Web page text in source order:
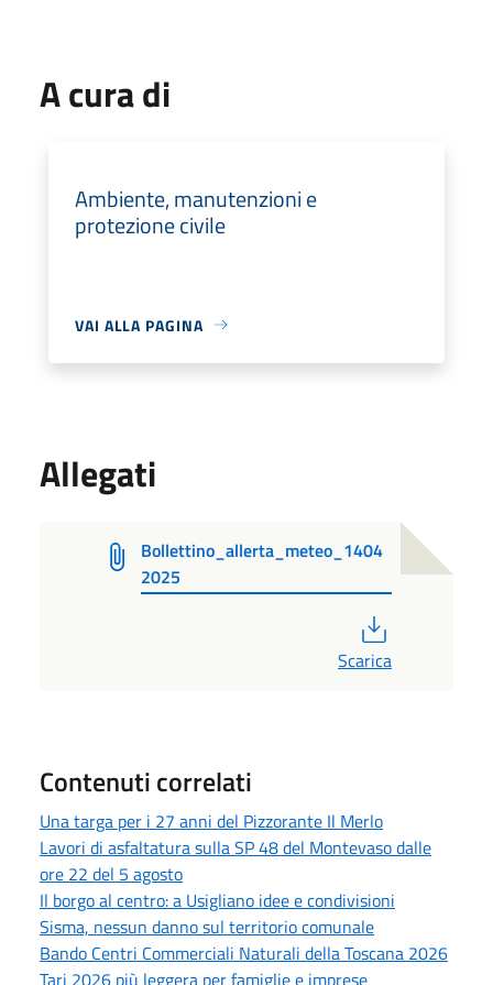
A cura di
Ambiente, manutenzioni e
protezione civile
VAI ALLA PAGINA
Allegati
Bollettino_allerta_meteo_1404
2025
Scarica
Contenuti correlati
Una targa per i 27 anni del Pizzorante Il Merlo
Lavori di asfaltatura sulla SP 48 del Montevaso dalle
ore 22 del 5 agosto
Il borgo al centro: a Usigliano idee e condivisioni
Sisma, nessun danno sul territorio comunale
Bando Centri Commerciali Naturali della Toscana 2026
Tari 2026 più leggera per famiglie e imprese